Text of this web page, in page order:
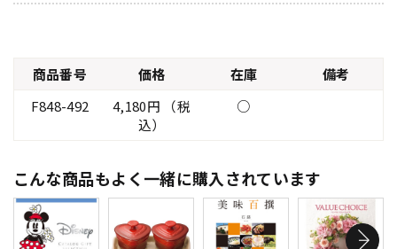
商品番号 価格 在庫
備考
F848-492
4,180円 （税
込）
○
こんな商品もよく一緒に購入されています